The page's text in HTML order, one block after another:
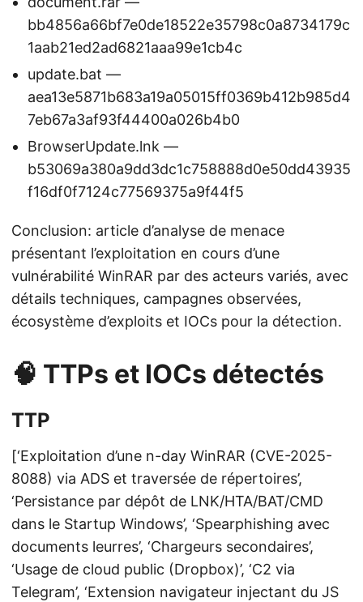
bb4856a66bf7e0de18522e35798c0a8734179c
1aab21ed2ad6821aaa99e1cb4c
update.bat —
aea13e5871b683a19a05015ff0369b412b985d4
7eb67a3af93f44400a026b4b0
BrowserUpdate.lnk —
b53069a380a9dd3dc1c758888d0e50dd43935
f16df0f7124c77569375a9f44f5
Conclusion: article d’analyse de menace
présentant l’exploitation en cours d’une
vulnérabilité WinRAR par des acteurs variés, avec
détails techniques, campagnes observées,
écosystème d’exploits et IOCs pour la détection.
🧠 TTPs et IOCs détectés
TTP
[‘Exploitation d’une n-day WinRAR (CVE-2025-
8088) via ADS et traversée de répertoires’,
‘Persistance par dépôt de LNK/HTA/BAT/CMD
dans le Startup Windows’, ‘Spearphishing avec
documents leurres’, ‘Chargeurs secondaires’,
‘Usage de cloud public (Dropbox)’, ‘C2 via
Telegram’, ‘Extension navigateur injectant du JS